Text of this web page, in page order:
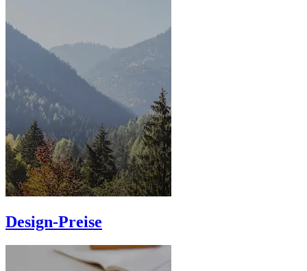
Design-Preise